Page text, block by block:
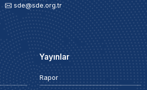
sde@sde.org.tr
Yayınlar
Rapor